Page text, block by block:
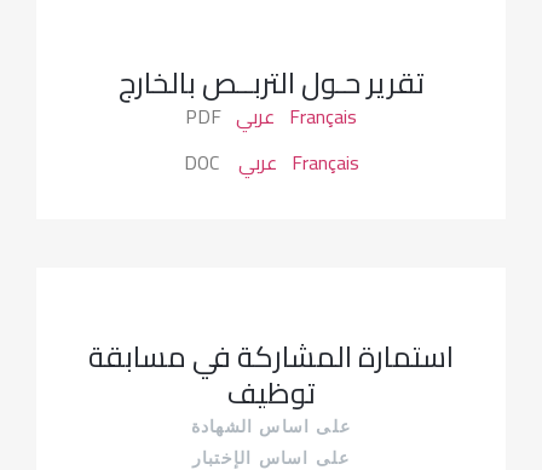
تقرير حـول التربــص بالخارج
PDF عربي Français
DOC عربي Français
استمارة المشاركة في مسابقة
توظيف
على اساس الشهادة
على اساس الإختبار